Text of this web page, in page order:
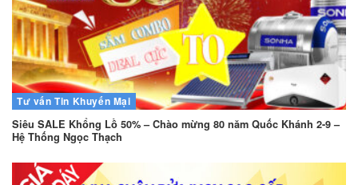
Tư vấn Tin Khuyến Mại
Siêu SALE Khổng Lồ 50% – Chào mừng 80 năm Quốc Khánh 2-9 –
Hệ Thống Ngọc Thạch